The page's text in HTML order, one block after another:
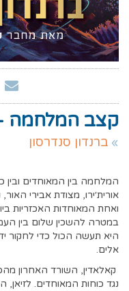
קצב המלחמה
ברנדון סנדרסון
המלחמה בין המאוחדים
אורית׳ירו, מצודת אבירי
ואחת המאוחדות האכזריות
במטרה להשכין שלום בין
היא תעשה הכול כדי לחקור
אלים.
קאלאדין, השורד האחרון
נגד כוחות המאוחדים.